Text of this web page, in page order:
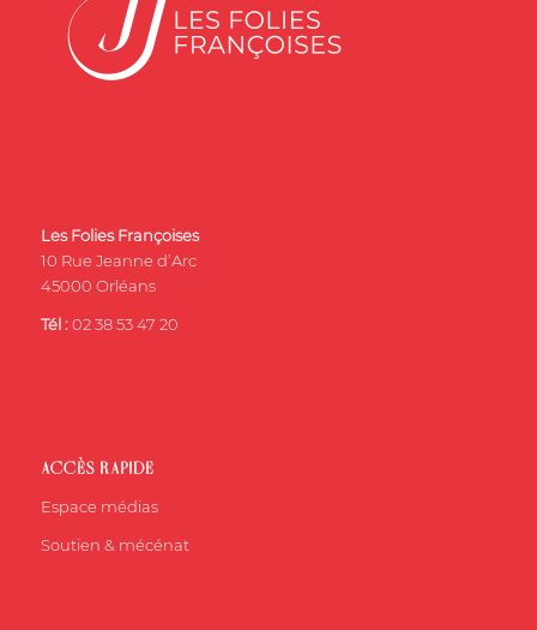
Les Folies Françoises
10 Rue Jeanne d’Arc
45000 Orléans
Tél : 02 38 53 47 20
ACCÈS RAPIDE
Espace médias
Soutien & mécénat